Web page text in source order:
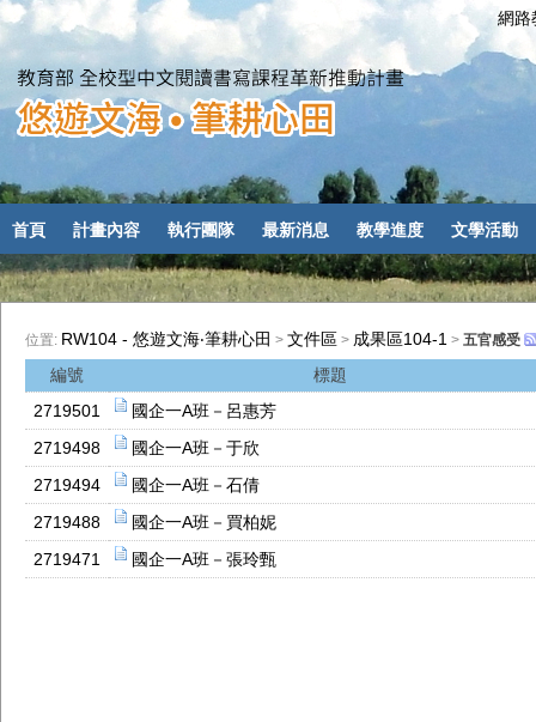
網路
首頁 計畫內容 執行團隊 最新消息 教學進度 文學活動
位置: RW104 - 悠遊文海‧筆耕心田 > 文件區 > 成果區104-1 > 五官感受
編號
標題
2719501
國企一A班－呂惠芳
2719498
國企一A班－于欣
2719494
國企一A班－石倩
2719488
國企一A班－買柏妮
2719471
國企一A班－張玲甄